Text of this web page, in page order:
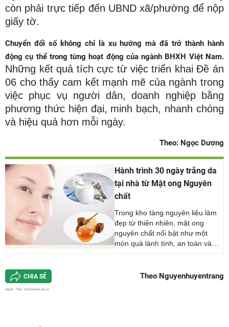
còn phải trực tiếp đến UBND xã/phường để nộp
giấy tờ.
Chuyển đổi số không chỉ là xu hướng mà đã trở thành hành
động cụ thể trong từng hoạt động của ngành BHXH Việt Nam.
Những kết quả tích cực từ việc triển khai Đề án
06 cho thấy cam kết mạnh mẽ của ngành trong
việc phục vụ người dân, doanh nghiệp bằng
phương thức hiện đại, minh bạch, nhanh chóng
và hiệu quả hơn mỗi ngày.
Theo: Ngọc Dương
Hành trình 30 ngày trắng da
tại nhà từ Mật ong Nguyên
chất
Trong kho tàng nguyên liệu làm
đẹp từ thiên nhiên, mật ong
nguyên chất nổi bật như một
món quà lành tính, an toàn và
hoàn toàn có thể sở hữu làn da
CHIA SẺ Theo Nguyenhuyentrang
Nguồn: Theo: Suckhoeviet.org.vn